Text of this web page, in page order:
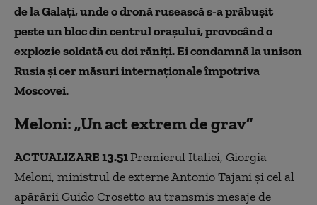
de la Galați, unde o dronă rusească s-a prăbușit
peste un bloc din centrul orașului, provocând o
explozie soldată cu doi răniți. Ei condamnă la unison
Rusia și cer măsuri internaționale împotriva
Moscovei.
Meloni: „Un act extrem de grav”
ACTUALIZARE 13.51Premierul Italiei, Giorgia
Meloni, ministrul de externe Antonio Tajani şi cel al
apărării Guido Crosetto au transmis mesaje de